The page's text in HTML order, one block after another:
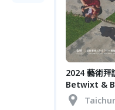
2024 藝術
Betwixt &